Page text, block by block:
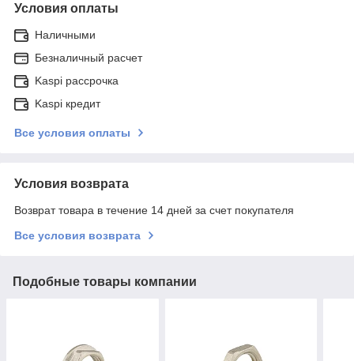
Условия оплаты
Наличными
Безналичный расчет
Kaspi рассрочка
Kaspi кредит
Все условия оплаты
Условия возврата
Возврат товара в течение 14 дней за счет покупателя
Все условия возврата
Подобные товары компании